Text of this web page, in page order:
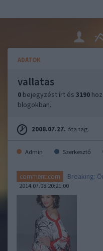
ADATOK
vallatas
0 bejegyzést írt és 3190
blogokban.
2008.07.27. óta tag.
Admin Szerkesztő
comment:com Breaking:
2014.07.08 20:21:00